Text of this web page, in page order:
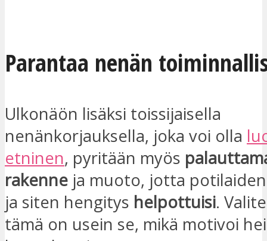
Parantaa nenän
Ulkonäön lisäksi toissijaisella
nenänkorjauksella, joka voi olla
etninen, pyritään myös
rakenne ja muoto, jotta
ja siten hengitys helpottuisi.
tämä on usein se, mikä motivoi